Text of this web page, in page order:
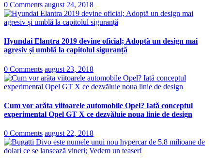
0 Comments august 24, 2018
Hyundai Elantra 2019 devine oficial; Adoptă un design mai
agresiv și umblă la capitolul siguranță
0 Comments august 23, 2018
Cum vor arăta viitoarele automobile Opel? Iată conceptul
experimental Opel GT X ce dezvăluie noua linie de design
0 Comments august 22, 2018